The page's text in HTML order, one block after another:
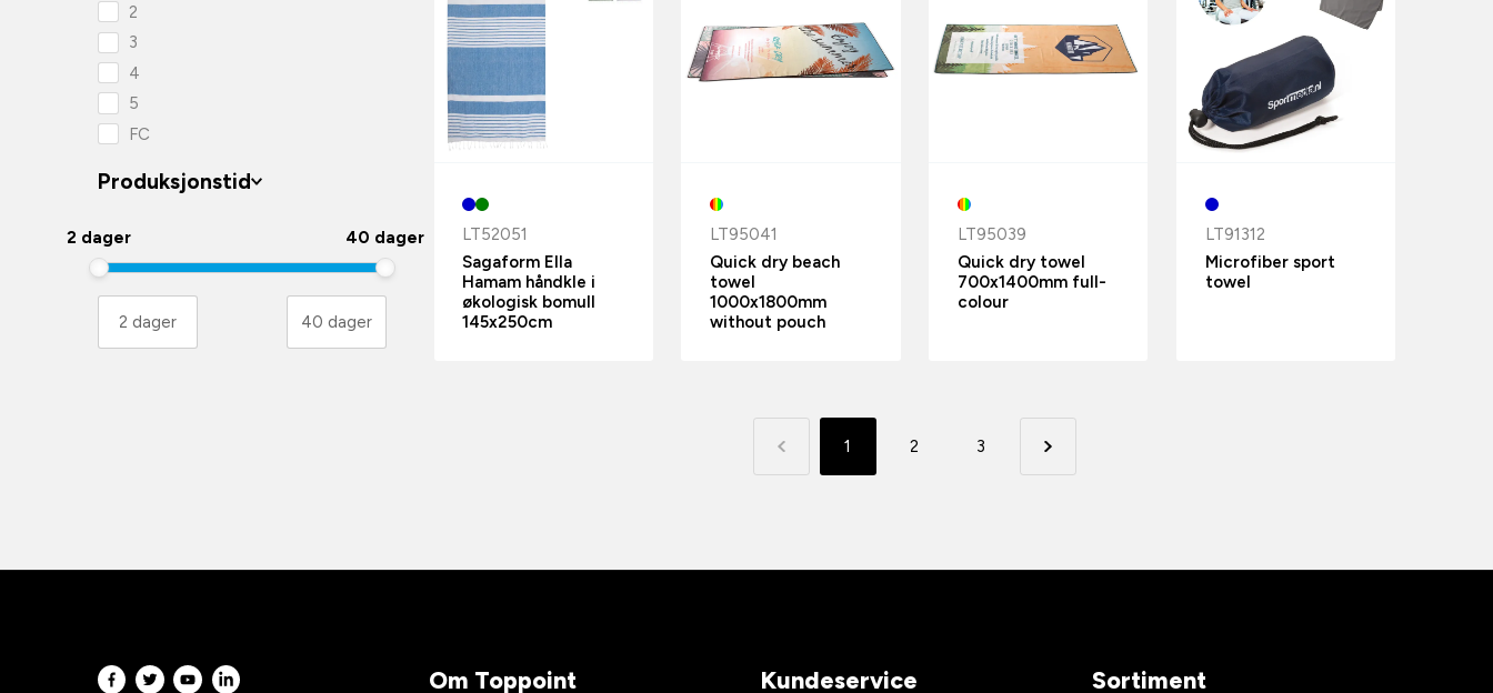
LT52051
Sagaform Ella
Hamam håndkle i
økologisk bomull
145x250cm
LT95041
Quick dry beach
towel
1000x1800mm
without pouch
LT95039
Quick dry towel
700x1400mm full-
colour
LT91312
Microfiber sport
towel
1 2 3
2
3
4
5
FC
Produksjonstid
2 dager 40 dager
Om Toppoint Kundeservice Sortiment